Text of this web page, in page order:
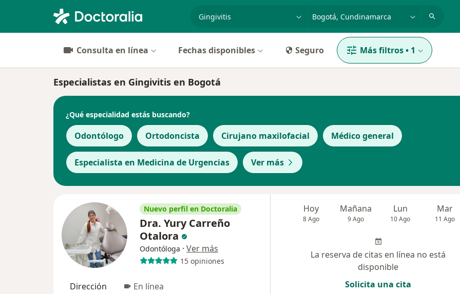
especialidad, enfermedad o nombre
p. ej. Bogotá
Consulta en línea Fechas disponibles Seguro Más filtros• 1
Especialistas en Gingivitis en Bogotá
¿Qué especialidad estás buscando?
Odontólogo Ortodoncista Cirujano maxilofacial Médico general
Especialista en Medicina de Urgencias Ver más
Nuevo perfil en Doctoralia
Dra. Yury Carreño
Otalora
Odontóloga · Ver más
15 opiniones
Dirección En línea
Hoy
8 Ago
Mañana
9 Ago
Lun
10 Ago
Mar
11 Ago
La reserva de citas en línea no está
disponible
Solicita una cita